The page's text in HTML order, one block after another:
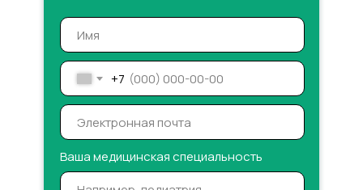
+7
Ваша медицинская специальность